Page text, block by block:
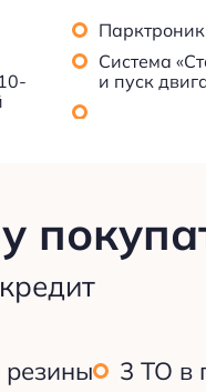
Система
и пуск
резины 3 ТО в